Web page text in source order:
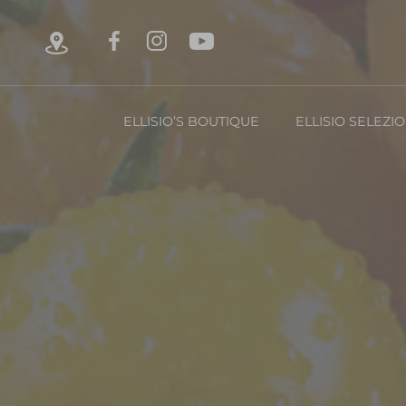
ELLISIO’S BOUTIQUE
FRUTTA
ELLISIO